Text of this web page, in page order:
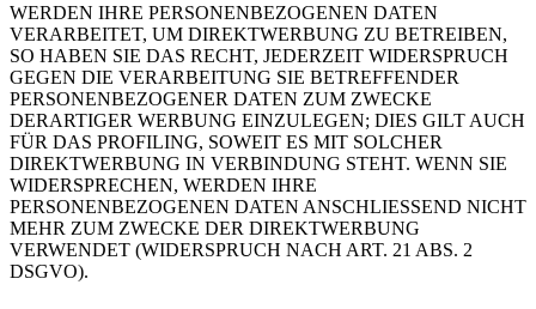
WERDEN IHRE PERSONENBEZOGENEN DATEN
VERARBEITET, UM DIREKTWERBUNG ZU BETREIBEN,
SO HABEN SIE DAS RECHT, JEDERZEIT WIDERSPRUCH
GEGEN DIE VERARBEITUNG SIE BETREFFENDER
PERSONENBEZOGENER DATEN ZUM ZWECKE
DERARTIGER WERBUNG EINZULEGEN; DIES GILT AUCH
FÜR DAS PROFILING, SOWEIT ES MIT SOLCHER
DIREKTWERBUNG IN VERBINDUNG STEHT. WENN SIE
WIDERSPRECHEN, WERDEN IHRE
PERSONENBEZOGENEN DATEN ANSCHLIESSEND NICHT
MEHR ZUM ZWECKE DER DIREKTWERBUNG
VERWENDET (WIDERSPRUCH NACH ART. 21 ABS. 2
DSGVO).